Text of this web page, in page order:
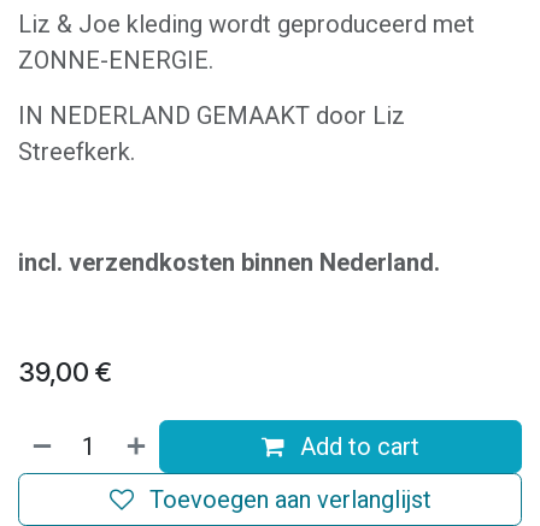
Liz & Joe kleding wordt geproduceerd met
ZONNE-ENERGIE.
IN NEDERLAND GEMAAKT door Liz
Streefkerk.
incl. verzendkosten binnen Nederland.
39,00 €
Add to cart
Toevoegen aan verlanglijst